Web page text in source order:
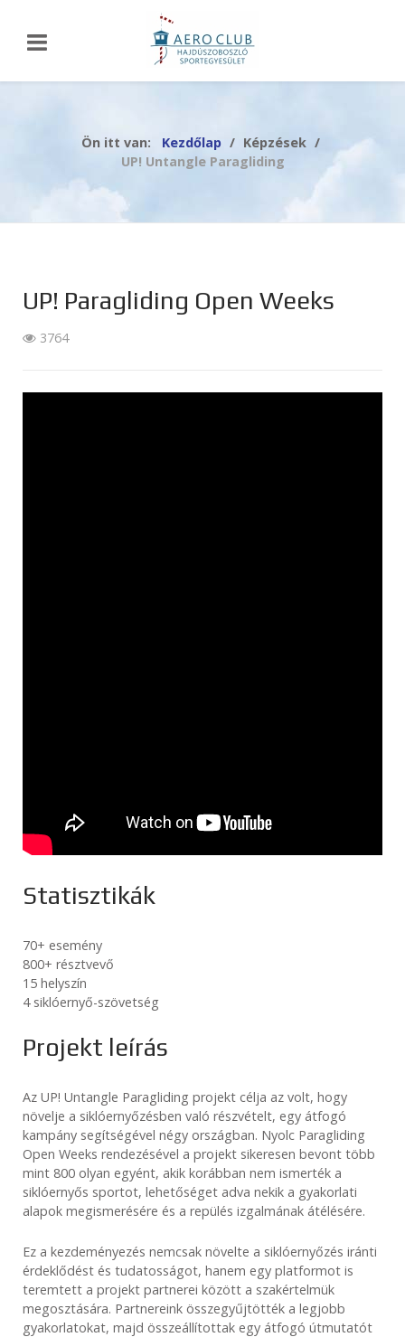
Ön itt van: Kezdőlap
Képzések
UP! Untangle Paragliding
UP! Paragliding Open Weeks
3764
Statisztikák
70+ esemény
800+ résztvevő
15 helyszín
4 siklóernyő-szövetség
Projekt leírás
Az UP! Untangle Paragliding projekt célja az volt, hogy
növelje a siklóernyőzésben való részvételt, egy átfogó
kampány segítségével négy országban. Nyolc Paragliding
Open Weeks rendezésével a projekt sikeresen bevont több
mint 800 olyan egyént, akik korábban nem ismerték a
siklóernyős sportot, lehetőséget adva nekik a gyakorlati
alapok megismerésére és a repülés izgalmának átélésére.
Ez a kezdeményezés nemcsak növelte a siklóernyőzés iránti
érdeklődést és tudatosságot, hanem egy platformot is
teremtett a projekt partnerei között a szakértelmük
megosztására. Partnereink összegyűjtötték a legjobb
gyakorlatokat, majd összeállítottak egy átfogó útmutatót